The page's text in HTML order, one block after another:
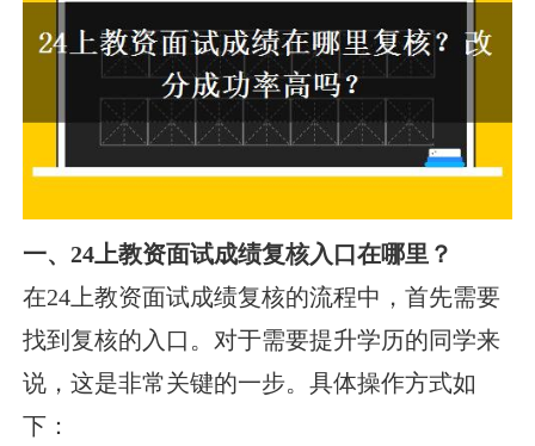
一、24上教资面试成绩复核入口在哪里？
在24上教资面试成绩复核的流程中，首先需要
找到复核的入口。对于需要提升学历的同学来
说，这是非常关键的一步。具体操作方式如
下：